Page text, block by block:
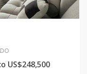
US$248,500